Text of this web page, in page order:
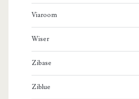
Viaroom
Wiser
Zibase
Ziblue